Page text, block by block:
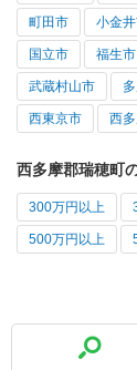
町田市 小金
国立市 福生市
武蔵村山市
西東京市 西
西多摩郡瑞穂町
300万円以上
500万円以上